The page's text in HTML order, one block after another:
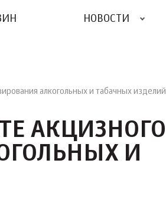
НОВОСТИ
алкогольных и табачных изделий
АКЦИЗНОГО
И